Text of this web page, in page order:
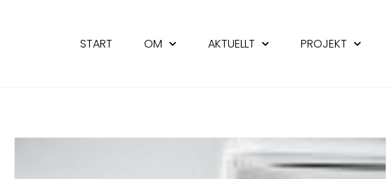
START OM AKTUELLT PROJEKT